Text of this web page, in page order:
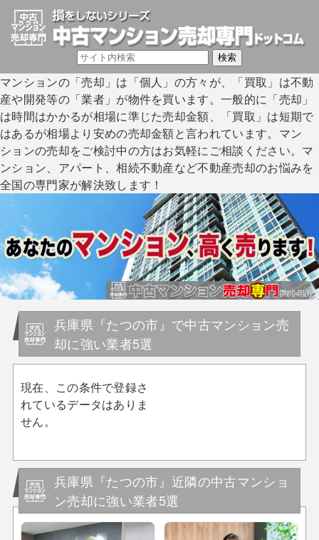
マンションの「売却」は「個人」の方々が、「買取」は不動
産や開発等の「業者」が物件を買います。一般的に「売却」
は時間はかかるが相場に準じた売却金額、「買取」は短期で
はあるが相場より安めの売却金額と言われています。マン
ションの売却をご検討中の方はお気軽にご相談ください。マ
ンション、アパート、相続不動産など不動産売却のお悩みを
全国の専門家が解決致します！
兵庫県『たつの市』で中古マンション売
却に強い業者5選
現在、この条件で登録さ
れているデータはありま
せん。
兵庫県『たつの市』近隣の中古マンショ
ン売却に強い業者5選